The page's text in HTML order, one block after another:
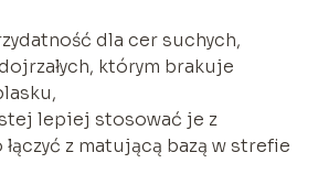
dla cer suchych,
którym brakuje
lepiej stosować je z
z matującą bazą w strefie